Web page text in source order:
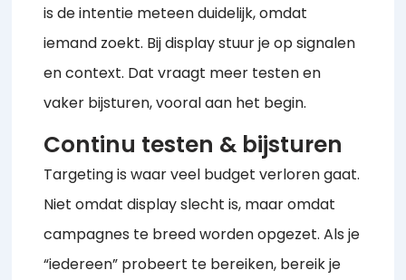
is de intentie meteen duidelijk, omdat
iemand zoekt. Bij display stuur je op signalen
en context. Dat vraagt meer testen en
vaker bijsturen, vooral aan het begin.
Continu testen & bijsturen
Targeting is waar veel budget verloren gaat.
Niet omdat display slecht is, maar omdat
campagnes te breed worden opgezet. Als je
“iedereen” probeert te bereiken, bereik je